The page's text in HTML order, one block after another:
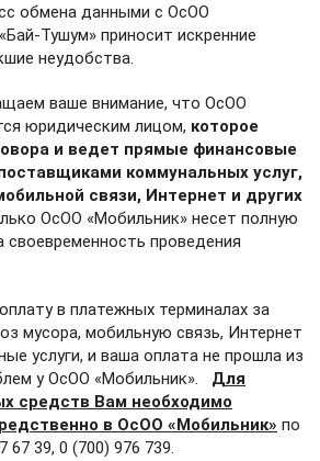
обмена данными с ОсОО
Тушум» приносит искренние
неудобства.
ваше внимание, что ОсОО
юридическим лицом, которое
и ведет прямые финансовые
коммунальных услуг,
связи, Интернет и других
ОсОО «Мобильник» несет полную
своевременность проведения
в платежных терминалах за
мусора, мобильную связь, Интернет
услуги, и ваша оплата не прошла из
у ОсОО «Мобильник». Для
средств Вам необходимо
в ОсОО «Мобильник» по
67 39, 0 (700) 976 739.